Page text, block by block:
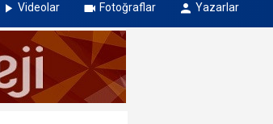
Videolar Fotoğraflar Yazarlar